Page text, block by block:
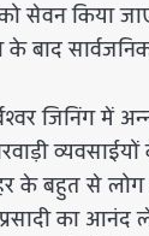
सेवन किया
बाद
जिनिंग में
के बहुत से
का आनंद